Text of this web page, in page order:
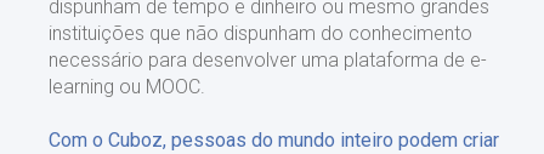
dispunham de tempo e dinheiro ou mesmo grandes
instituições que não dispunham do conhecimento
necessário para desenvolver uma plataforma de e-
learning ou MOOC.
Com o Cuboz, pessoas do mundo inteiro podem criar